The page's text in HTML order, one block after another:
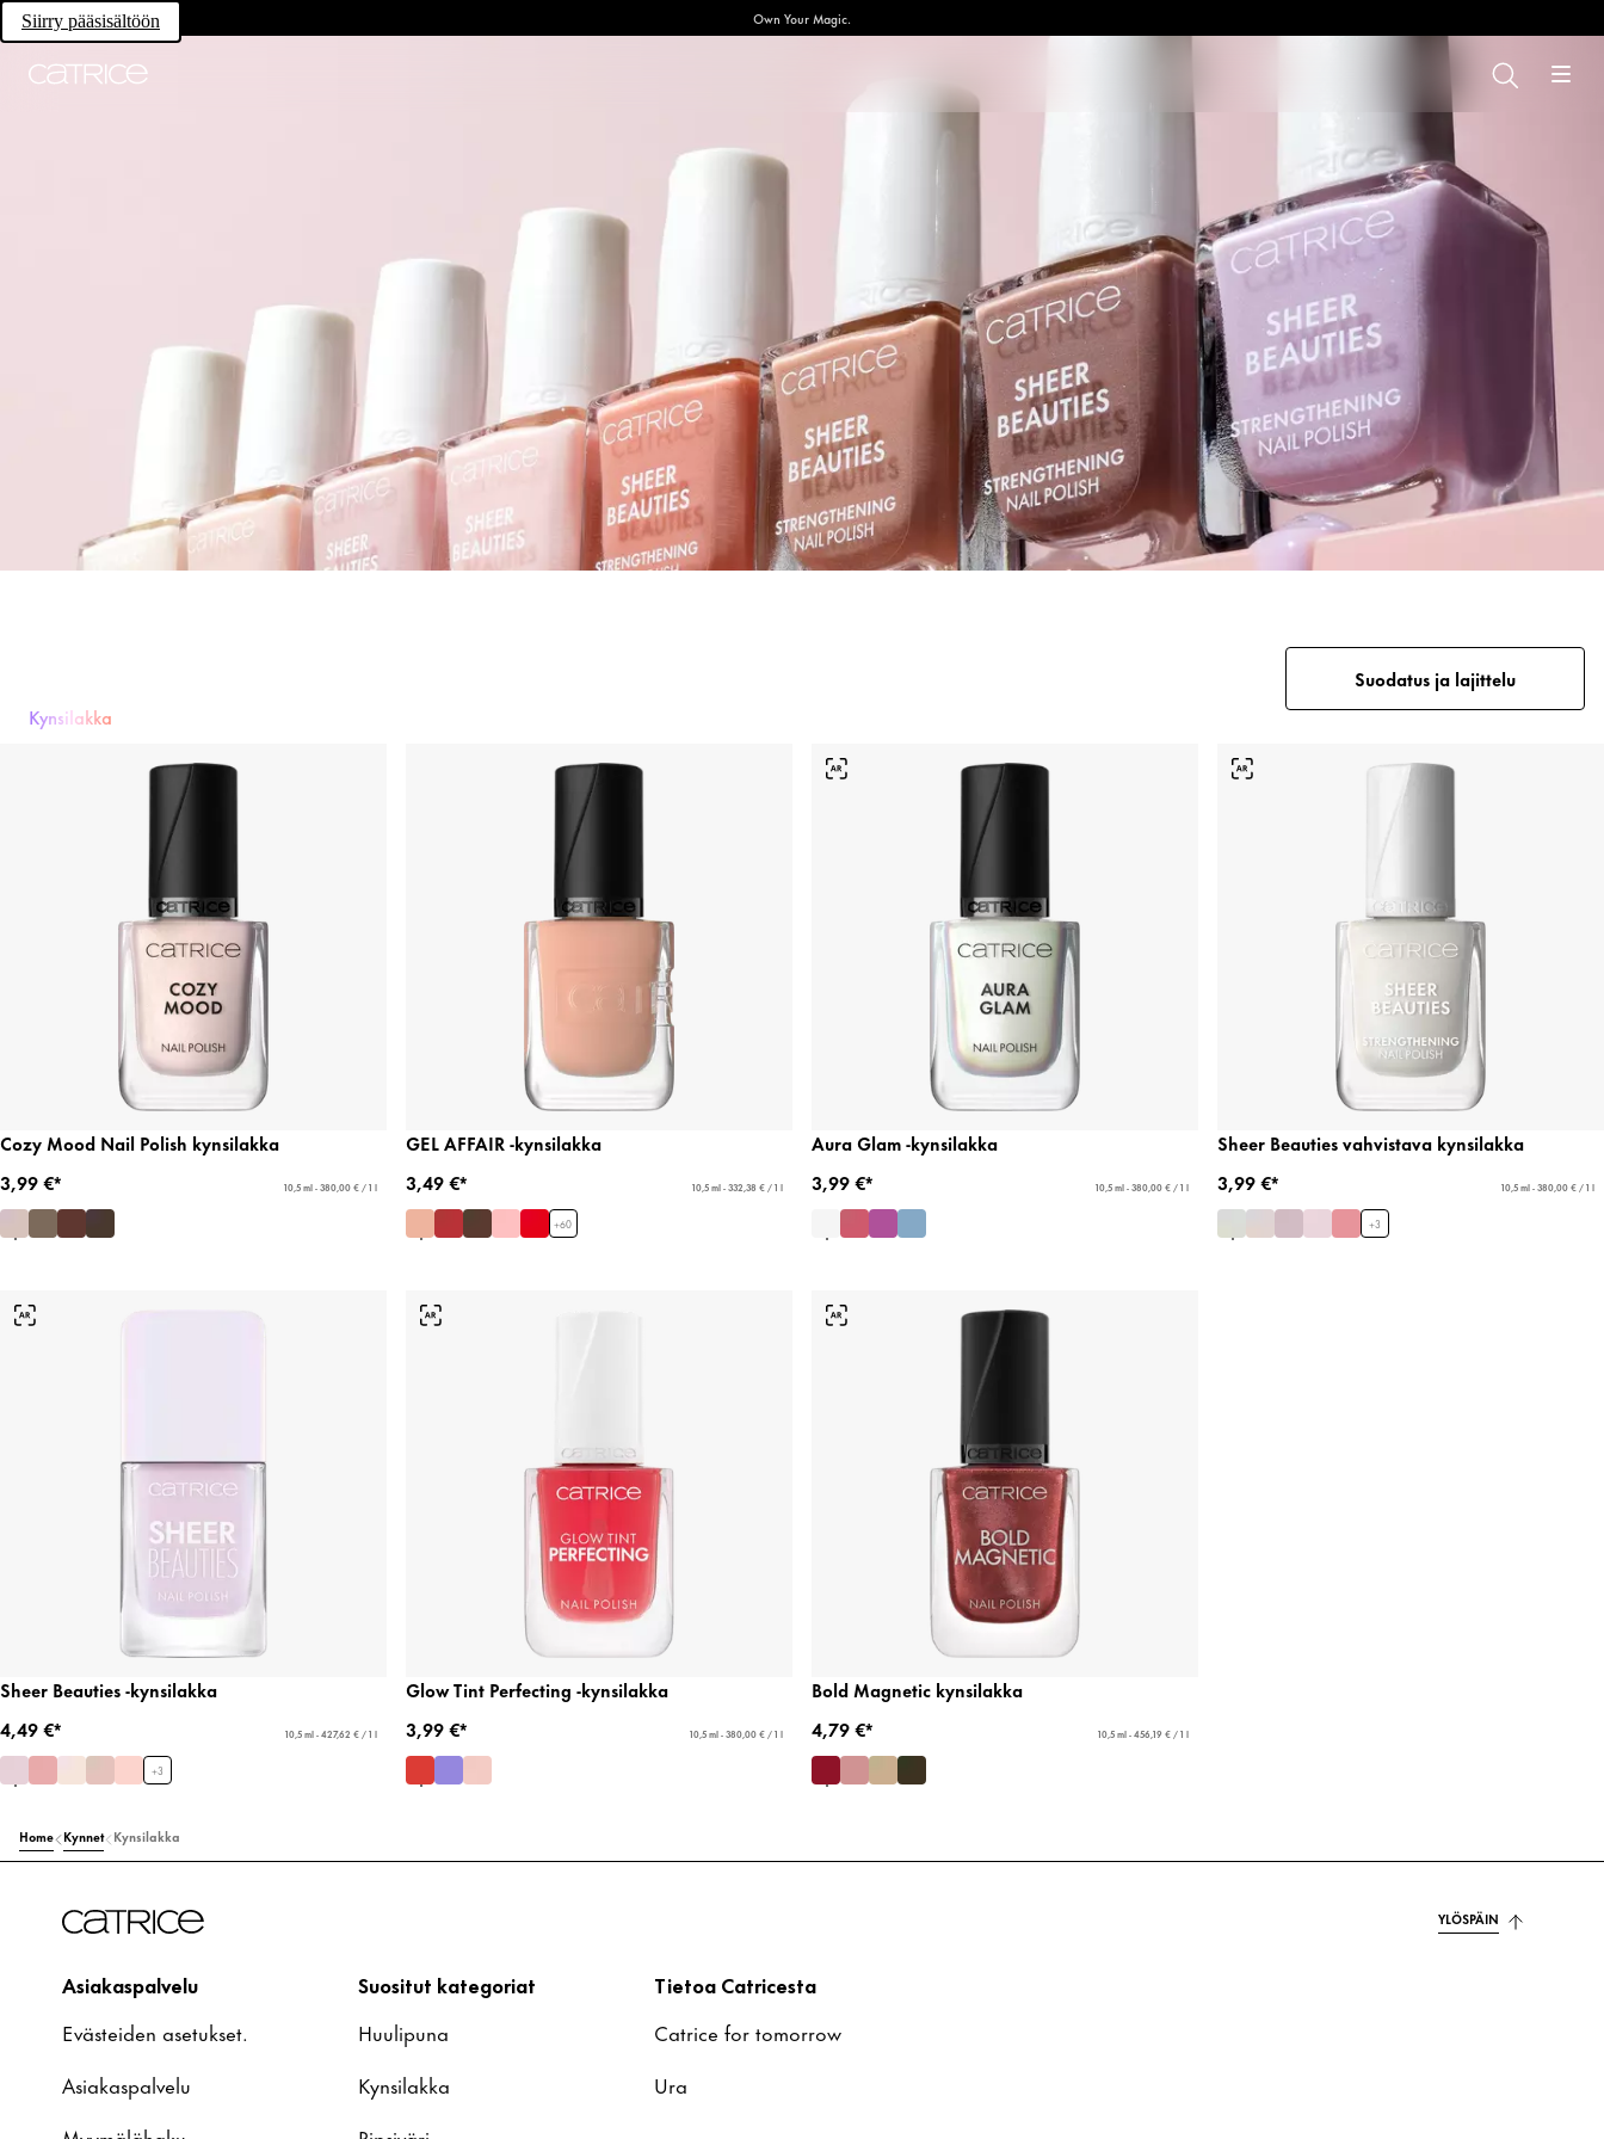
Siirry pääsisältöön Own Your Magic.
Kynsilakka
Suodatus ja lajittelu
Cozy Mood Nail Polish kynsilakka
3,99 €*
10,5 ml - 380,00 € / 1 l
GEL AFFAIR -kynsilakka
3,49 €*
10,5 ml - 332,38 € / 1 l
+60
Aura Glam -kynsilakka
3,99 €*
10,5 ml - 380,00 € / 1 l
Sheer Beauties vahvistava kynsilakka
3,99 €*
10,5 ml - 380,00 € / 1 l
+3
Sheer Beauties -kynsilakka
4,49 €*
10,5 ml - 427,62 € / 1 l
+3
Glow Tint Perfecting -kynsilakka
3,99 €*
10,5 ml - 380,00 € / 1 l
Bold Magnetic kynsilakka
4,79 €*
10,5 ml - 456,19 € / 1 l
Home Kynnet Kynsilakka
YLÖSPÄIN
Asiakaspalvelu
Evästeiden asetukset.
Asiakaspalvelu
Suositut kategoriat
Huulipuna
Kynsilakka
Tietoa Catricesta
Catrice for tomorrow
Ura